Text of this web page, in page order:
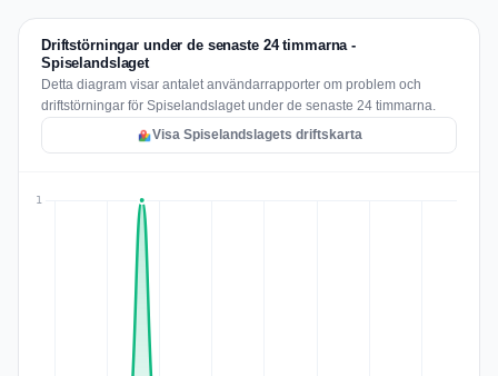
Driftstörningar under de senaste 24 timmarna -
Spiselandslaget
Detta diagram visar antalet användarrapporter om problem och
driftstörningar för Spiselandslaget under de senaste 24 timmarna.
Visa Spiselandslagets driftskarta